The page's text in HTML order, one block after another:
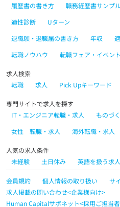
履歴書の書き方
職務経歴書サンプ
適性診断
Uターン
退職願・退職届の書き方
年収
転職ノウハウ
転職フェア・イベント
求人検索
転職
求人 Pick Upキーワード
専門サイトで求人を探す
IT・エンジニア転職・求人
ものづ
女性 転職・求人
海外転職・求人
人気の求人条件
未経験
土日休み 英語を扱う求人
会員規約 個人情報の取り扱い サ
求人掲載の問い合わせ<企業様向け>
Human Capitalサポネット<採用ご担当